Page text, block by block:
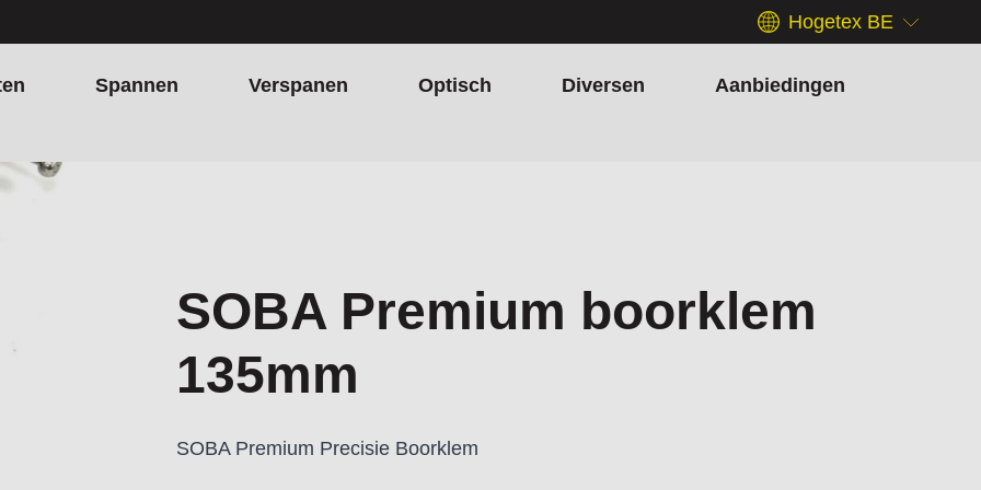
Hogetex BE
Spannen Verspanen Optisch Diversen Aanbiedingen
SOBA Premium boorklem
135mm
SOBA Premium Precisie Boorklem